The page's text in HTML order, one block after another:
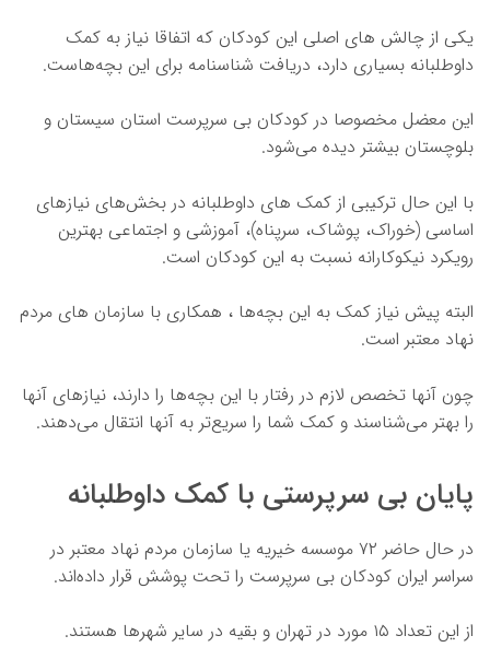
یکی از چالش های اصلی این کودکان که اتفاقا نیاز به کمک
داوطلبانه بسیاری دارد، دریافت شناسنامه برای این بچه‌هاست.
این معضل مخصوصا در کودکان بی سرپرست استان سیستان و
بلوچستان بیشتر دیده می‌شود.
با این حال ترکیبی از کمک های داوطلبانه در بخش‌های نیازهای
اساسی (خوراک، پوشاک، سرپناه)، آموزشی و اجتماعی بهترین
رویکرد نیکوکارانه نسبت به این کودکان است.
البته پیش نیاز کمک به این بچه‌ها ، همکاری با سازمان های مردم
نهاد معتبر است.
چون آنها تخصص لازم در رفتار با این بچه‌ها را دارند، نیازهای آنها
را بهتر می‌شناسند و کمک شما را سریع‌تر به آنها انتقال می‌دهند.
پایان بی سرپرستی با کمک داوطلبانه
در حال حاضر ۷۲ موسسه خیریه یا سازمان مردم نهاد معتبر در
سراسر ایران کودکان بی سرپرست را تحت پوشش قرار داده‌اند.
از این تعداد ۱۵ مورد در تهران و بقیه در سایر شهرها هستند.